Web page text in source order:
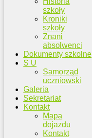
szkoły
Kroniki
szkoły
Znani
absolwenci
Dokumenty szkolne
S U
Samorząd
uczniowski
Galeria
Sekretariat
Kontakt
Mapa
dojazdu
Kontakt